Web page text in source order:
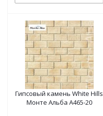
Гипсовый камень White Hills
Монте Альба А465-20